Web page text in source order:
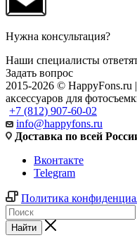
Нужна консультация?
Наши специалисты
Задать вопрос
2015-2026 © HappyFons.ru
аксессуаров для
+7 (812) 907-60-02
info@happyfons.ru
Доставка по всей
Вконтакте
Telegram
Политика
Найти